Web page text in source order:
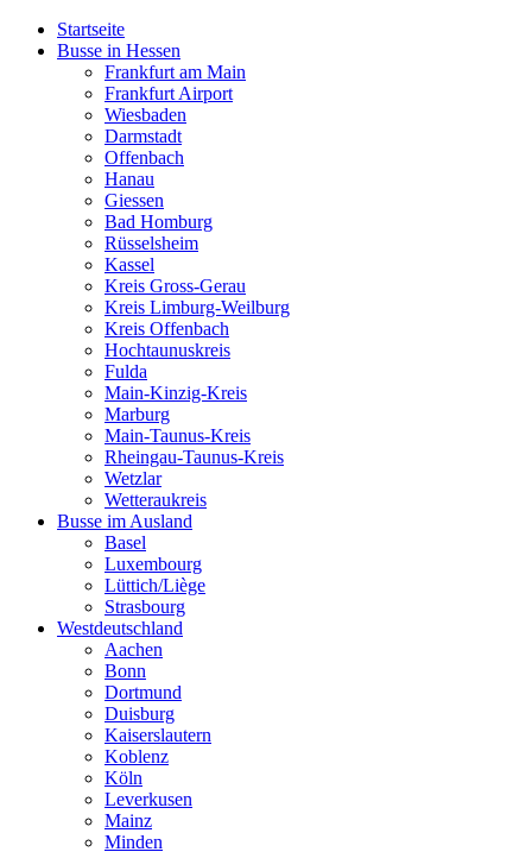
Startseite
Busse in Hessen
Frankfurt am Main
Frankfurt Airport
Wiesbaden
Darmstadt
Offenbach
Hanau
Giessen
Bad Homburg
Rüsselsheim
Kassel
Kreis Gross-Gerau
Kreis Limburg-Weilburg
Kreis Offenbach
Hochtaunuskreis
Fulda
Main-Kinzig-Kreis
Marburg
Main-Taunus-Kreis
Rheingau-Taunus-Kreis
Wetzlar
Wetteraukreis
Busse im Ausland
Basel
Luxembourg
Lüttich/Liège
Strasbourg
Westdeutschland
Aachen
Bonn
Dortmund
Duisburg
Kaiserslautern
Koblenz
Köln
Leverkusen
Mainz
Minden